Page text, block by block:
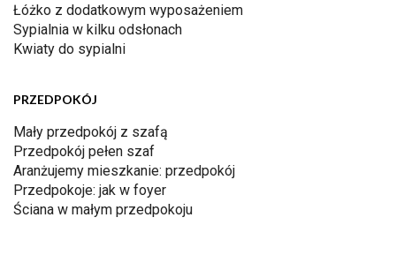
Łóżko z dodatkowym wyposażeniem
Sypialnia w kilku odsłonach
Kwiaty do sypialni
PRZEDPOKÓJ
Mały przedpokój z szafą
Przedpokój pełen szaf
Aranżujemy mieszkanie: przedpokój
Przedpokoje: jak w foyer
Ściana w małym przedpokoju